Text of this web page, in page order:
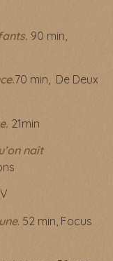
90 min,
70 min, De Deux
21min
naît
. 52 min, Focus